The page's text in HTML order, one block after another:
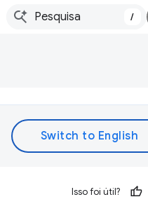
/
Isso foi útil?